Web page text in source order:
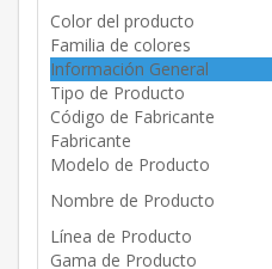
Color del producto
Familia de colores
Información General
Tipo de Producto
Código de Fabricante
Fabricante
Modelo de Producto
Nombre de Producto
Línea de Producto
Gama de Producto